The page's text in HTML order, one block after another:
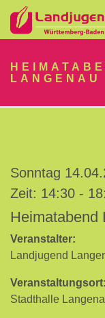
LOGIN
Passwort
Neu
hier?
LANGENAU
Sonntag
Zeit: 14:30 -
Heimatabend
Veranstalter:
Landjugend
Veranstaltungsort:
Stadthalle